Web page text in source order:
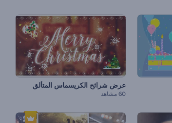
عرض شرائح الكريسماس المتألق
60 مشاهد